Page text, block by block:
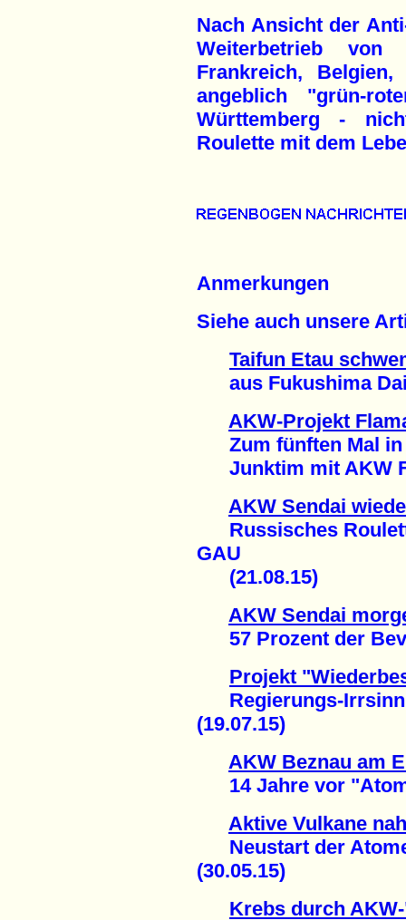
Nach Ansicht der
Weiterbetrieb
Frankreich,
angeblich "grün-
Württemberg -
Roulette mit dem
Anmerkungen
Siehe auch unsere
Taifun Etau
aus Fukushima
AKW-Projekt
Zum fünften Mal in
Junktim mit AKW
AKW Sendai
Russisches
GAU
(21.08.15)
AKW Sendai
57 Prozent der
Projekt
Regierungs-Irrsinn
(19.07.15)
AKW Beznau am
14 Jahre vor
Aktive Vulkane
Neustart der
(30.05.15)
Krebs durch